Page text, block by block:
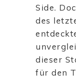
Side.
des
dieser
für den